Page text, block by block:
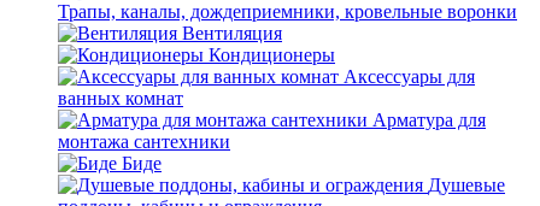
Трапы, каналы, дождеприемники, кровельные воронки
Вентиляция
Кондиционеры
Аксессуары для
ванных комнат
Арматура для
монтажа сантехники
Биде
Душевые